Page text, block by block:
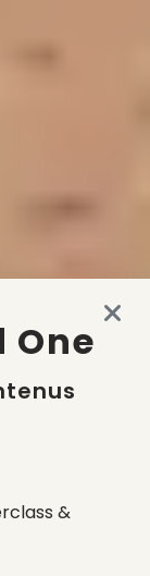
One
&